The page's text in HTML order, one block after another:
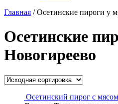
Главная /Осетинские пироги у
Осетинские
Новогиреево
Осетинский пирог с